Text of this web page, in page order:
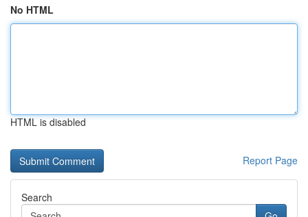
No HTML
HTML is disabled
Report Page
Search